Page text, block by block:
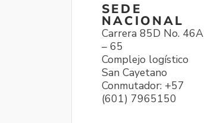
SEDE
NACIONAL
Carrera 85D No. 46A
– 65
Complejo logístico
San Cayetano
Conmutador: +57
(601) 7965150